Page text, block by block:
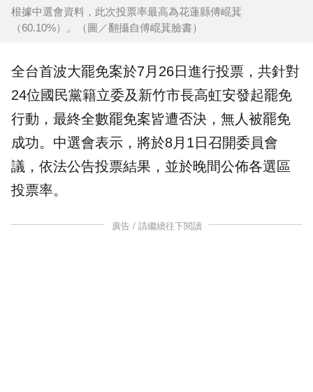
根據中選會資料，此次投票率最高為花蓮縣傅崐萁
（60.10%）。（圖／翻攝自傅崐萁臉書）
全台首波大罷免案於7月26日進行投票 ，共針對
24位國民黨籍立委及新竹市長高虹安發起罷免
行動，最終全數罷免案皆遭否決，無人被罷免
成功。中選會表示，將於8月1日召開委員會
議，依法公告投票結果，並於晚間公佈各選區
投票率。
廣告 / 請繼續往下閱讀